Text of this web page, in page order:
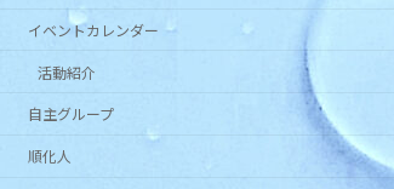
イベントカレンダー
活動紹介
自主グループ
順化人